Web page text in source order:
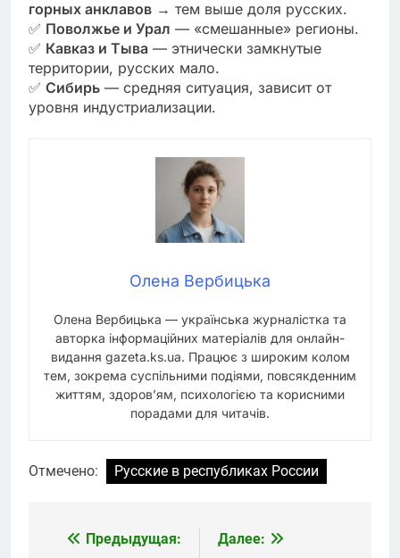
горных анклавов → тем выше доля русских.
✅ Поволжье и Урал — «смешанные» регионы.
✅ Кавказ и Тыва — этнически замкнутые
территории, русских мало.
✅ Сибирь — средняя ситуация, зависит от
уровня индустриализации.
Олена Вербицька
Олена Вербицька — українська журналістка та
авторка інформаційних матеріалів для онлайн-
видання gazeta.ks.ua. Працює з широким колом
тем, зокрема суспільними подіями, повсякденним
життям, здоров’ям, психологією та корисними
порадами для читачів.
Отмечено: Русские в республиках России
Навигация
Предыдущая:
Далее: